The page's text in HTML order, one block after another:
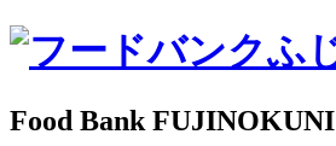
Food Bank FUJINOKUNI